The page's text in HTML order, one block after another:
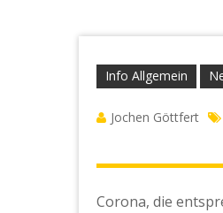
Info Allgemein
Jochen Göttfert
Corona, die